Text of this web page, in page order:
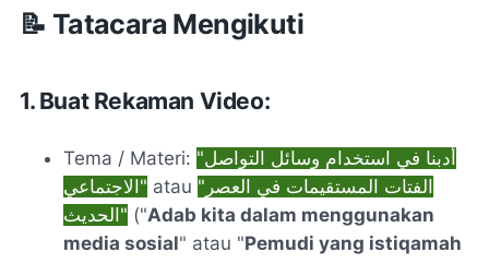
📝 Tatacara Mengikuti
1. Buat Rekaman Video:
Tema / Materi: "أدبنا في استخدام وسائل التواصل
الاجتماعي" atau "الفتات المستقيمات في العصر
الحديث" ("Adab kita dalam menggunakan
media sosial" atau "Pemudi yang istiqamah